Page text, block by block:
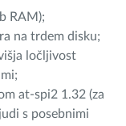
RAM);
na trdem disku;
ločljivost
at-spi2 1.32 (za
s posebnimi